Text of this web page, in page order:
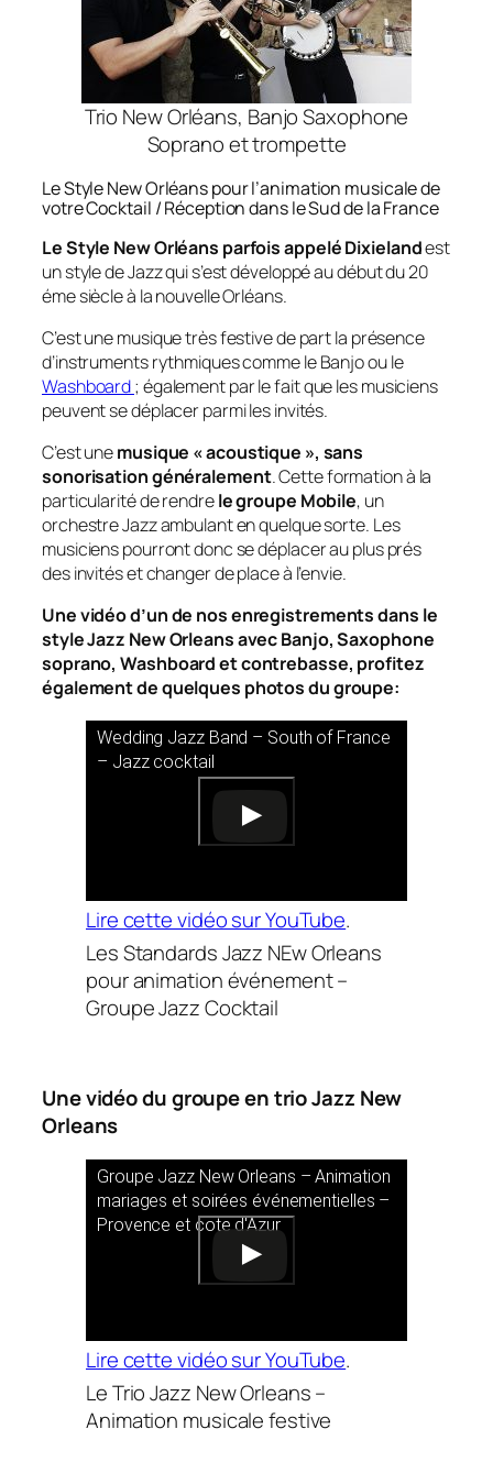
Trio New Orléans, Banjo Saxophone
Soprano et trompette
Le Style New Orléans pour l’animation musicale de
votre Cocktail / Réception dans le Sud de la France
Le Style New Orléans parfois appelé Dixielandest
un style de Jazz qui s’est développé au début du 20
éme siècle à la nouvelle Orléans.
C’est une musique très festive de part la présence
d’instruments rythmiques comme le Banjo ou le
Washboard; également par le fait que les musiciens
peuvent se déplacer parmi les invités.
C’est unemusique « acoustique », sans
sonorisation généralement. Cette formation à la
particularité de rendrele groupe Mobile, un
orchestre Jazz ambulant en quelque sorte. Les
musiciens pourront donc se déplacer au plus prés
des invités et changer de place à l’envie.
Une vidéo d’un de nos enregistrements dans le
style Jazz New Orleans avec Banjo, Saxophone
soprano, Washboard et contrebasse, profitez
également de quelques photos du groupe:
Wedding Jazz Band – South of France
– Jazz cocktail
Lire cette vidéo sur YouTube.
Les Standards Jazz NEw Orleans
pour animation événement –
Groupe Jazz Cocktail
Une vidéo du groupe en trio Jazz New
Orleans
Groupe Jazz New Orleans – Animation
mariages et soirées événementielles –
Provence et cote d'Azur
Lire cette vidéo sur YouTube.
Le Trio Jazz New Orleans –
Animation musicale festive